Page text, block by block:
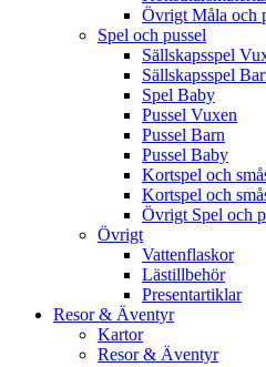
Övrigt Måla och
Spel och pussel
Sällskapsspel
Sällskapsspel
Spel Baby
Pussel Vuxen
Pussel Barn
Pussel Baby
Kortspel och
Kortspel och
Övrigt Spel och
Övrigt
Vattenflaskor
Lästillbehör
Presentartiklar
Resor & Äventyr
Kartor
Resor & Äventyr